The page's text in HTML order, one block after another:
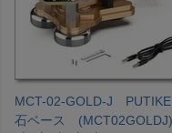
MCT-02-GOLD-J
石ベース